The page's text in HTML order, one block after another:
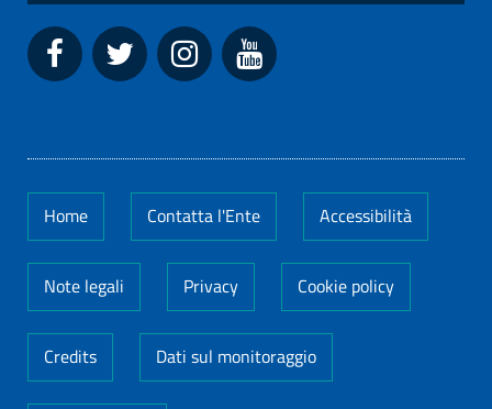
Home Contatta l'Ente Accessibilità
Note legali Privacy Cookie policy
Credits Dati sul monitoraggio